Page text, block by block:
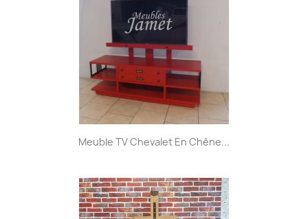
Meuble TV Chevalet En Chêne...